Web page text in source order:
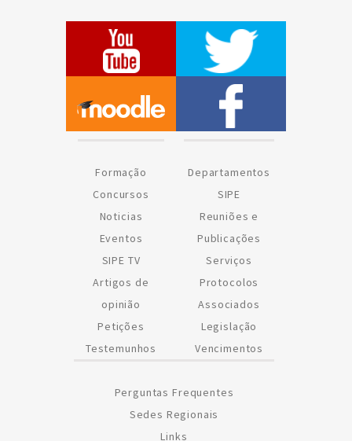
Formação
Concursos
Noticias
Eventos
SIPE TV
Artigos de
opinião
Petições
Testemunhos
Departamentos
SIPE
Reuniões e
Publicações
Serviços
Protocolos
Associados
Legislação
Vencimentos
Perguntas Frequentes
Sedes Regionais
Links